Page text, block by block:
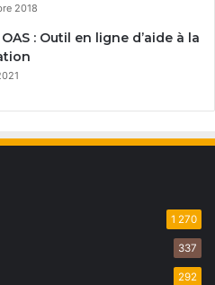
2018
: Outil en ligne d’aide à la
1 270
337
292